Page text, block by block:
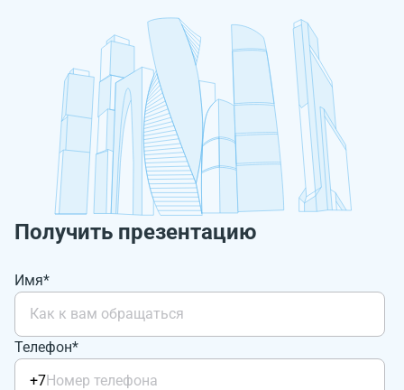
Получить презентацию
Имя*
Телефон*
+7